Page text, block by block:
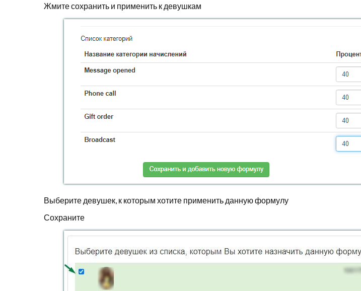
Жмите сохранить и применить к девушкам
Выберите девушек, к которым хотите применить данную формулу
Сохраните